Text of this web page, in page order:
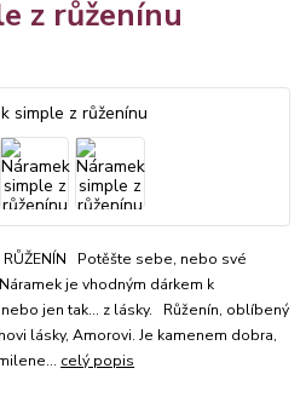
z růženínu
RŮŽENÍN Potěšte sebe, nebo své
je vhodným dárkem k
jen tak... z lásky. Růženín, oblíbený
lásky, Amorovi. Je kamenem dobra,
celý popis